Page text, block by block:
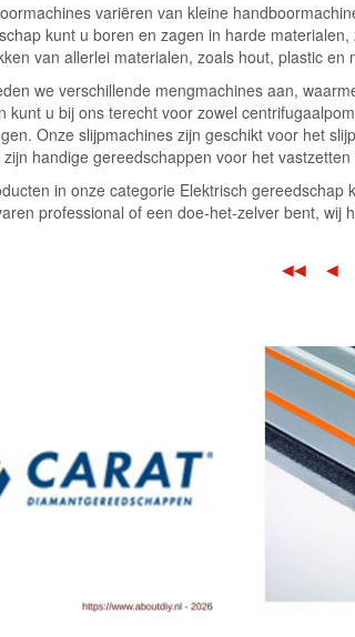
variëren van kleine
kunt u boren en zagen in harde
van allerlei materialen, zoals hout, plastic en
we verschillende mengmachines aan,
kunt u bij ons terecht voor zowel
Onze slijpmachines zijn geschikt voor het
handige gereedschappen voor het
in onze categorie Elektrisch
professional of een doe-het-zelver bent, wij
◀◀ ◀